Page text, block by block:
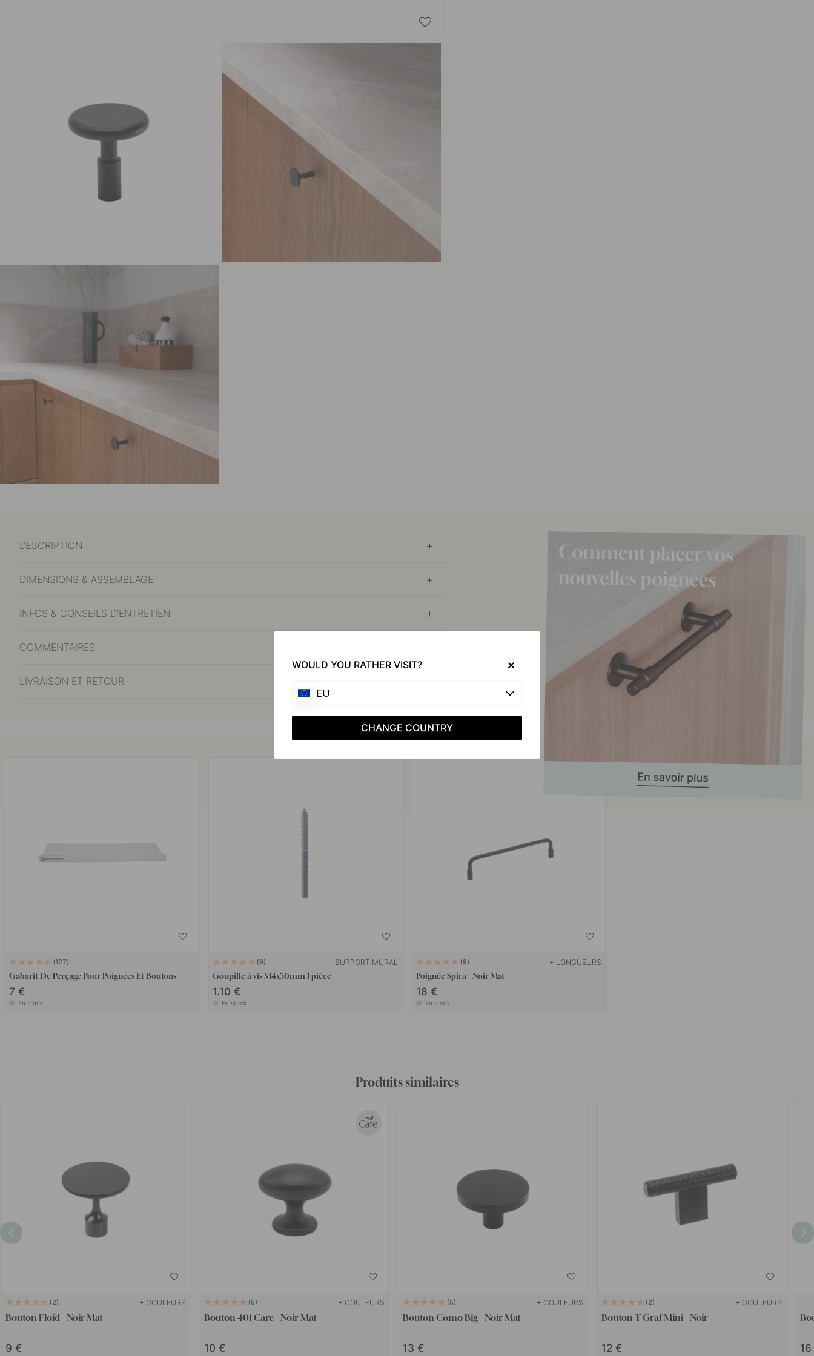
DESCRIPTION
DIMENSIONS & ASSEMBLAGE
INFOS & CONSEILS D'ENTRETIEN
COMMENTAIRES
LIVRAISON ET RETOUR
Achetez avec
127
Gabarit De Perçage Pour Poignées Et Boutons
7 €
En stock
9 SUPPORT MURAL
Goupille à vis M4x50mm 1 pièce
1.10 €
En stock
9 + LONGUEURS
Poignée Spira - Noir Mat
18 €
En stock
Produits similaires
2 + COULEURS
Bouton Floid - Noir Mat
9
5 + COULEURS
Bouton 401 Care - Noir Mat
10
5 + COULEURS
Bouton Como Big - Noir Mat
13
2 + COULEURS
Bouton T Graf Mini - Noir
12
WOULD YOU RATHER VISIT?
EU
CHANGE COUNTRY